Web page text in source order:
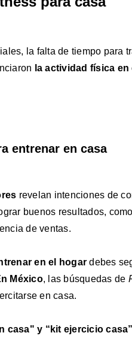
la falta de tiempo para
la actividad física
entrenar en casa
revelan intenciones de
buenos resultados,
de ventas.
en el hogar debes
México, las búsquedas de
en casa.
casa" y “kit ejercicio casa”